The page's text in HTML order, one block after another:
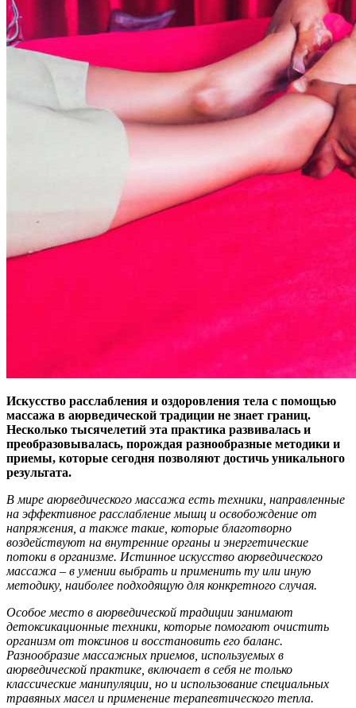
Искусство расслабления и оздоровления тела с помощью
массажа в аюрведической традиции не знает границ.
Несколько тысячелетий эта практика развивалась и
преобразовывалась, порождая разнообразные методики и
приемы, которые сегодня позволяют достичь уникального
результата.
В мире аюрведического массажа есть техники, направленные
на эффективное расслабление мышц и освобождение от
напряжения, а также такие, которые благотворно
воздействуют на внутренние органы и энергетические
потоки в организме. Истинное искусство аюрведического
массажа – в умении выбрать и применить ту или иную
методику, наиболее подходящую для конкретного случая.
Особое место в аюрведической традиции занимают
детоксикационные техники, которые помогают очистить
организм от токсинов и восстановить его баланс.
Разнообразие массажных приемов, используемых в
аюрведической практике, включает в себя не только
классические манипуляции, но и использование специальных
травяных масел и применение терапевтического тепла.